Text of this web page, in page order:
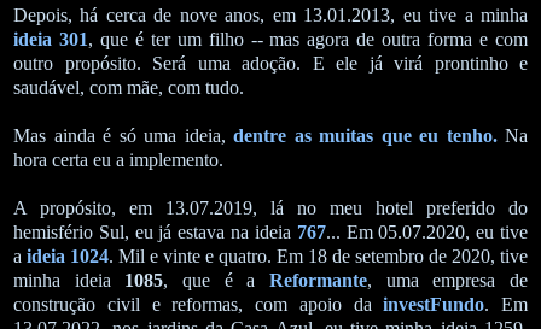
Depois, há cerca de nove anos, em 13.01.2013, eu tive a minha
ideia 301, que é ter um filho -- mas agora de outra forma e com
outro propósito. Será uma adoção. E ele já virá prontinho e
saudável, com mãe, com tudo.
Mas ainda é só uma ideia, dentre as muitas que eu tenho.Na
hora certa eu a implemento.
A propósito, em 13.07.2019, lá no meu hotel preferido do
hemisfério Sul, eu já estava na ideia 767... Em 05.07.2020, eu tive
a ideia 1024. Mil e vinte e quatro. Em 18 de setembro de 2020, tive
minha ideia 1085, que é aReformante, uma empresa de
construção civil e reformas, com apoio dainvestFundo. Em